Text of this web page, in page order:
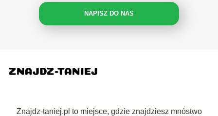
NAPISZ DO NAS
Znajdz-taniej.pl to miejsce, gdzie znajdziesz mnóstwo